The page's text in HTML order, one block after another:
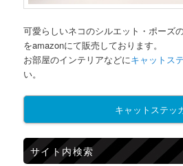
可愛らしいネコのシルエット・ポーズ
をamazonにて販売しております。
お部屋のインテリアなどにキャットス
い。
キャットステッ
サイト内検索